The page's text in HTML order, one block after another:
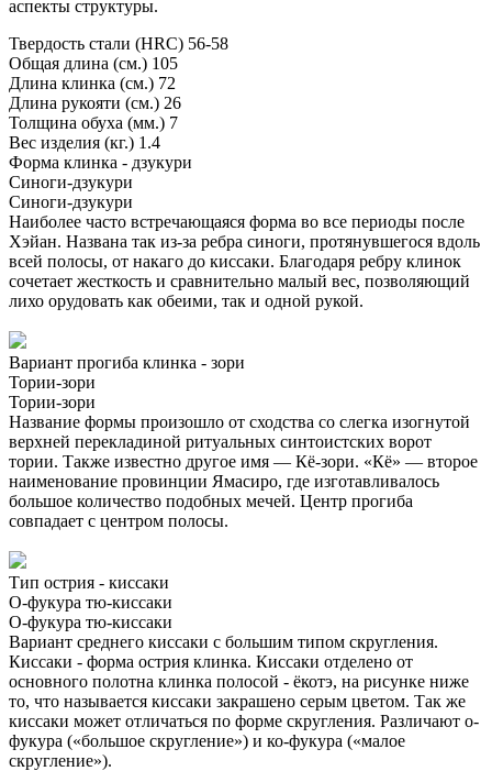
аспекты структуры.
Твердость стали (HRC) 56-58
Общая длина (см.) 105
Длина клинка (см.) 72
Длина рукояти (см.) 26
Толщина обуха (мм.) 7
Вес изделия (кг.) 1.4
Форма клинка - дзукури
Синоги-дзукури
Синоги-дзукури
Наиболее часто встречающаяся форма во все периоды после
Хэйан. Названа так из-за ребра синоги, протянувшегося вдоль
всей полосы, от накаго до киссаки. Благодаря ребру клинок
сочетает жесткость и сравнительно малый вес, позволяющий
лихо орудовать как обеими, так и одной рукой.
Вариант прогиба клинка - зори
Тории-зори
Тории-зори
Название формы произошло от сходства со слегка изогнутой
верхней перекладиной ритуальных синтоистских ворот
тории. Также известно другое имя — Кё-зори. «Кё» — второе
наименование провинции Ямасиро, где изготавливалось
большое количество подобных мечей. Центр прогиба
совпадает с центром полосы.
Тип острия - киссаки
О-фукура тю-киссаки
О-фукура тю-киссаки
Вариант среднего киссаки с большим типом скругления.
Киссаки - форма острия клинка. Киссаки отделено от
основного полотна клинка полосой - ёкотэ, на рисунке ниже
то, что называется киссаки закрашено серым цветом. Так же
киссаки может отличаться по форме скругления. Различают о-
фукура («большое скругление») и ко-фукура («малое
скругление»).